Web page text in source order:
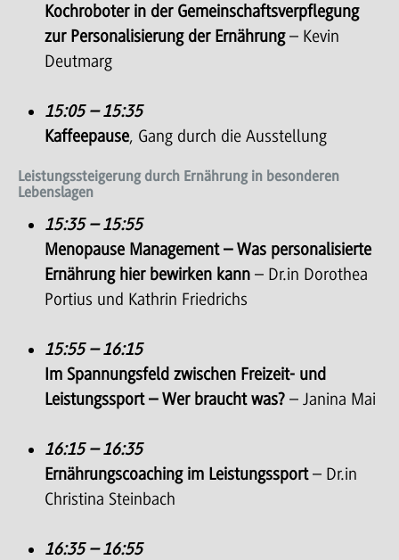
Kochroboter in der Gemeinschaftsverpflegung
zur Personalisierung der Ernährung– Kevin
Deutmarg
15:05 – 15:35
Kaffeepause, Gang durch die Ausstellung
Leistungssteigerung durch Ernährung in besonderen
Lebenslagen
15:35 – 15:55
Menopause Management – Was personalisierte
Ernährung hier bewirken kann – Dr.in Dorothea
Portius und Kathrin Friedrichs
15:55 – 16:15
Im Spannungsfeld zwischen Freizeit- und
Leistungssport – Wer braucht was? – Janina Mai
16:15 – 16:35
Ernährungscoaching im Leistungssport– Dr.in
Christina Steinbach
16:35 – 16:55